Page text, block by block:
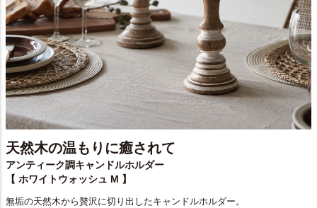
天然木の温もりに癒されて
アンティーク調キャンドルホルダー
【 ホワイトウォッシュ M 】
無垢の天然木から贅沢に切り出したキャンドルホルダー。